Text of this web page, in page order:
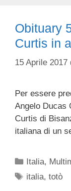
Obituary
Curtis in
15 Aprile 2017
Per essere
Angelo Ducas
Curtis di
italiana di un
Categorie
Italia,
Tag
italia,totò